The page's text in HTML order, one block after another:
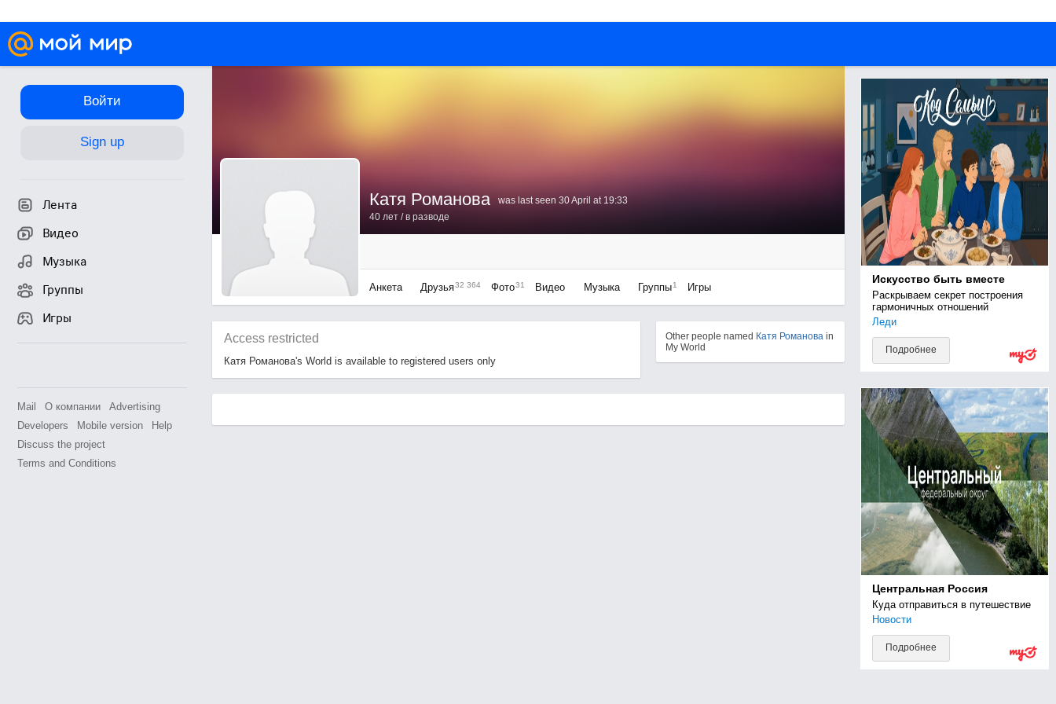
Войти
Sign up
Лента
Видео
Музыка
Группы
Игры
Mail О компании
Advertising
Developers
Mobile version
Help
Discuss the project
Terms and Conditions
Катя Романова
was last seen 30 April at 19:33
40 лет/ в разводе
Анкета Друзья32 364 Фото31 Видео Музыка Группы 1 Игры
Access restricted
Катя Романова's World is available to registered users only
Искусство быть вместе
Раскрываем секрет построения
гармоничных отношений
Леди
Подробнее
Центральная Россия
Куда отправиться в путешествие
Новости
Подробнее
Other people named Катя Романоваin
My World